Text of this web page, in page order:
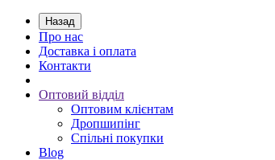
Назад
Про нас
Доставка і оплата
Контакти
Оптовий відділ
Оптовим клієнтам
Дропшипінг
Спільні покупки
Blog